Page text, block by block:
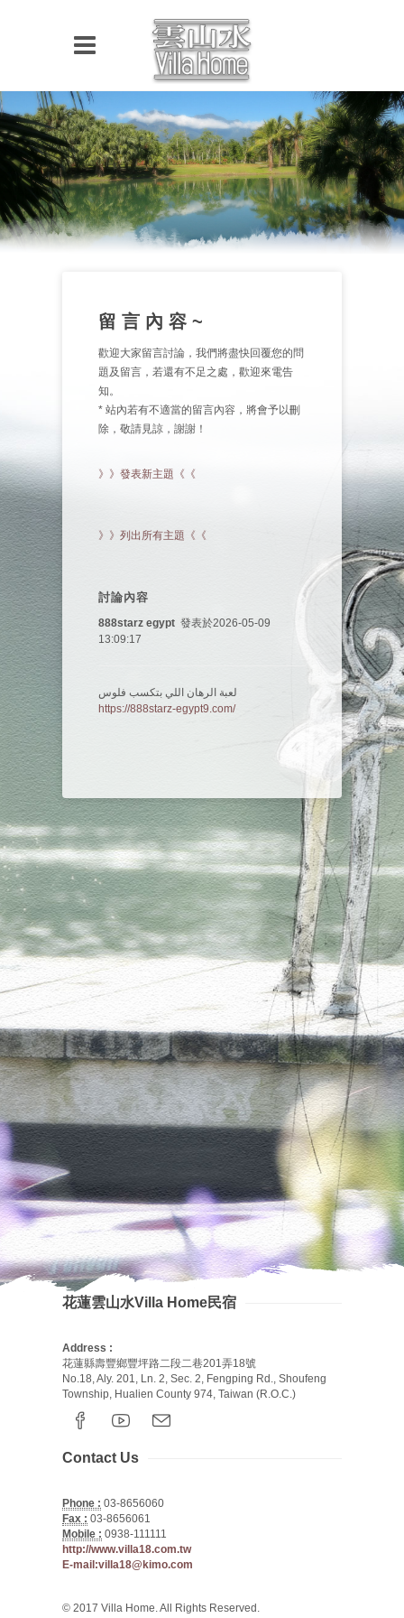
留 言 內 容 ~
歡迎大家留言討論，我們將盡快回覆您的問
題及留言，若還有不足之處，歡迎來電告
知。
* 站內若有不適當的留言內容，將會予以刪
除，敬請見諒，謝謝！
》》發表新主題《《
》》列出所有主題《《
討論內容
888starz egypt 發表於2026-05-09
13:09:17
لعبة الرهان اللي بتكسب فلوس
https://888starz-egypt9.com/
花蓮雲山水Villa Home民宿
Address :
花蓮縣壽豐鄉豐坪路二段二巷201弄18號
No.18, Aly. 201, Ln. 2, Sec. 2, Fengping Rd., Shoufeng
Township, Hualien County 974, Taiwan (R.O.C.)
Contact Us
Phone : 03-8656060
Fax : 03-8656061
Mobile : 0938-111111
http://www.villa18.com.tw
E-mail:villa18@kimo.com
© 2017 Villa Home. All Rights Reserved.